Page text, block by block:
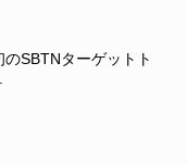
SBTNターゲットト